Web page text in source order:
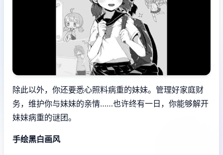
除此以外，你还要悉心照料病重的妹妹。管理好家庭财
务，维护你与妹妹的亲情……也许终有一日，你能够解开
妹妹病重的谜团。
手绘黑白画风